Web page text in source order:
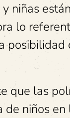
y niñas
lo
que las
de niños